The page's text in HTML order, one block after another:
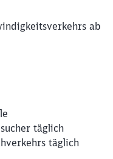
ab
täglich
täglich